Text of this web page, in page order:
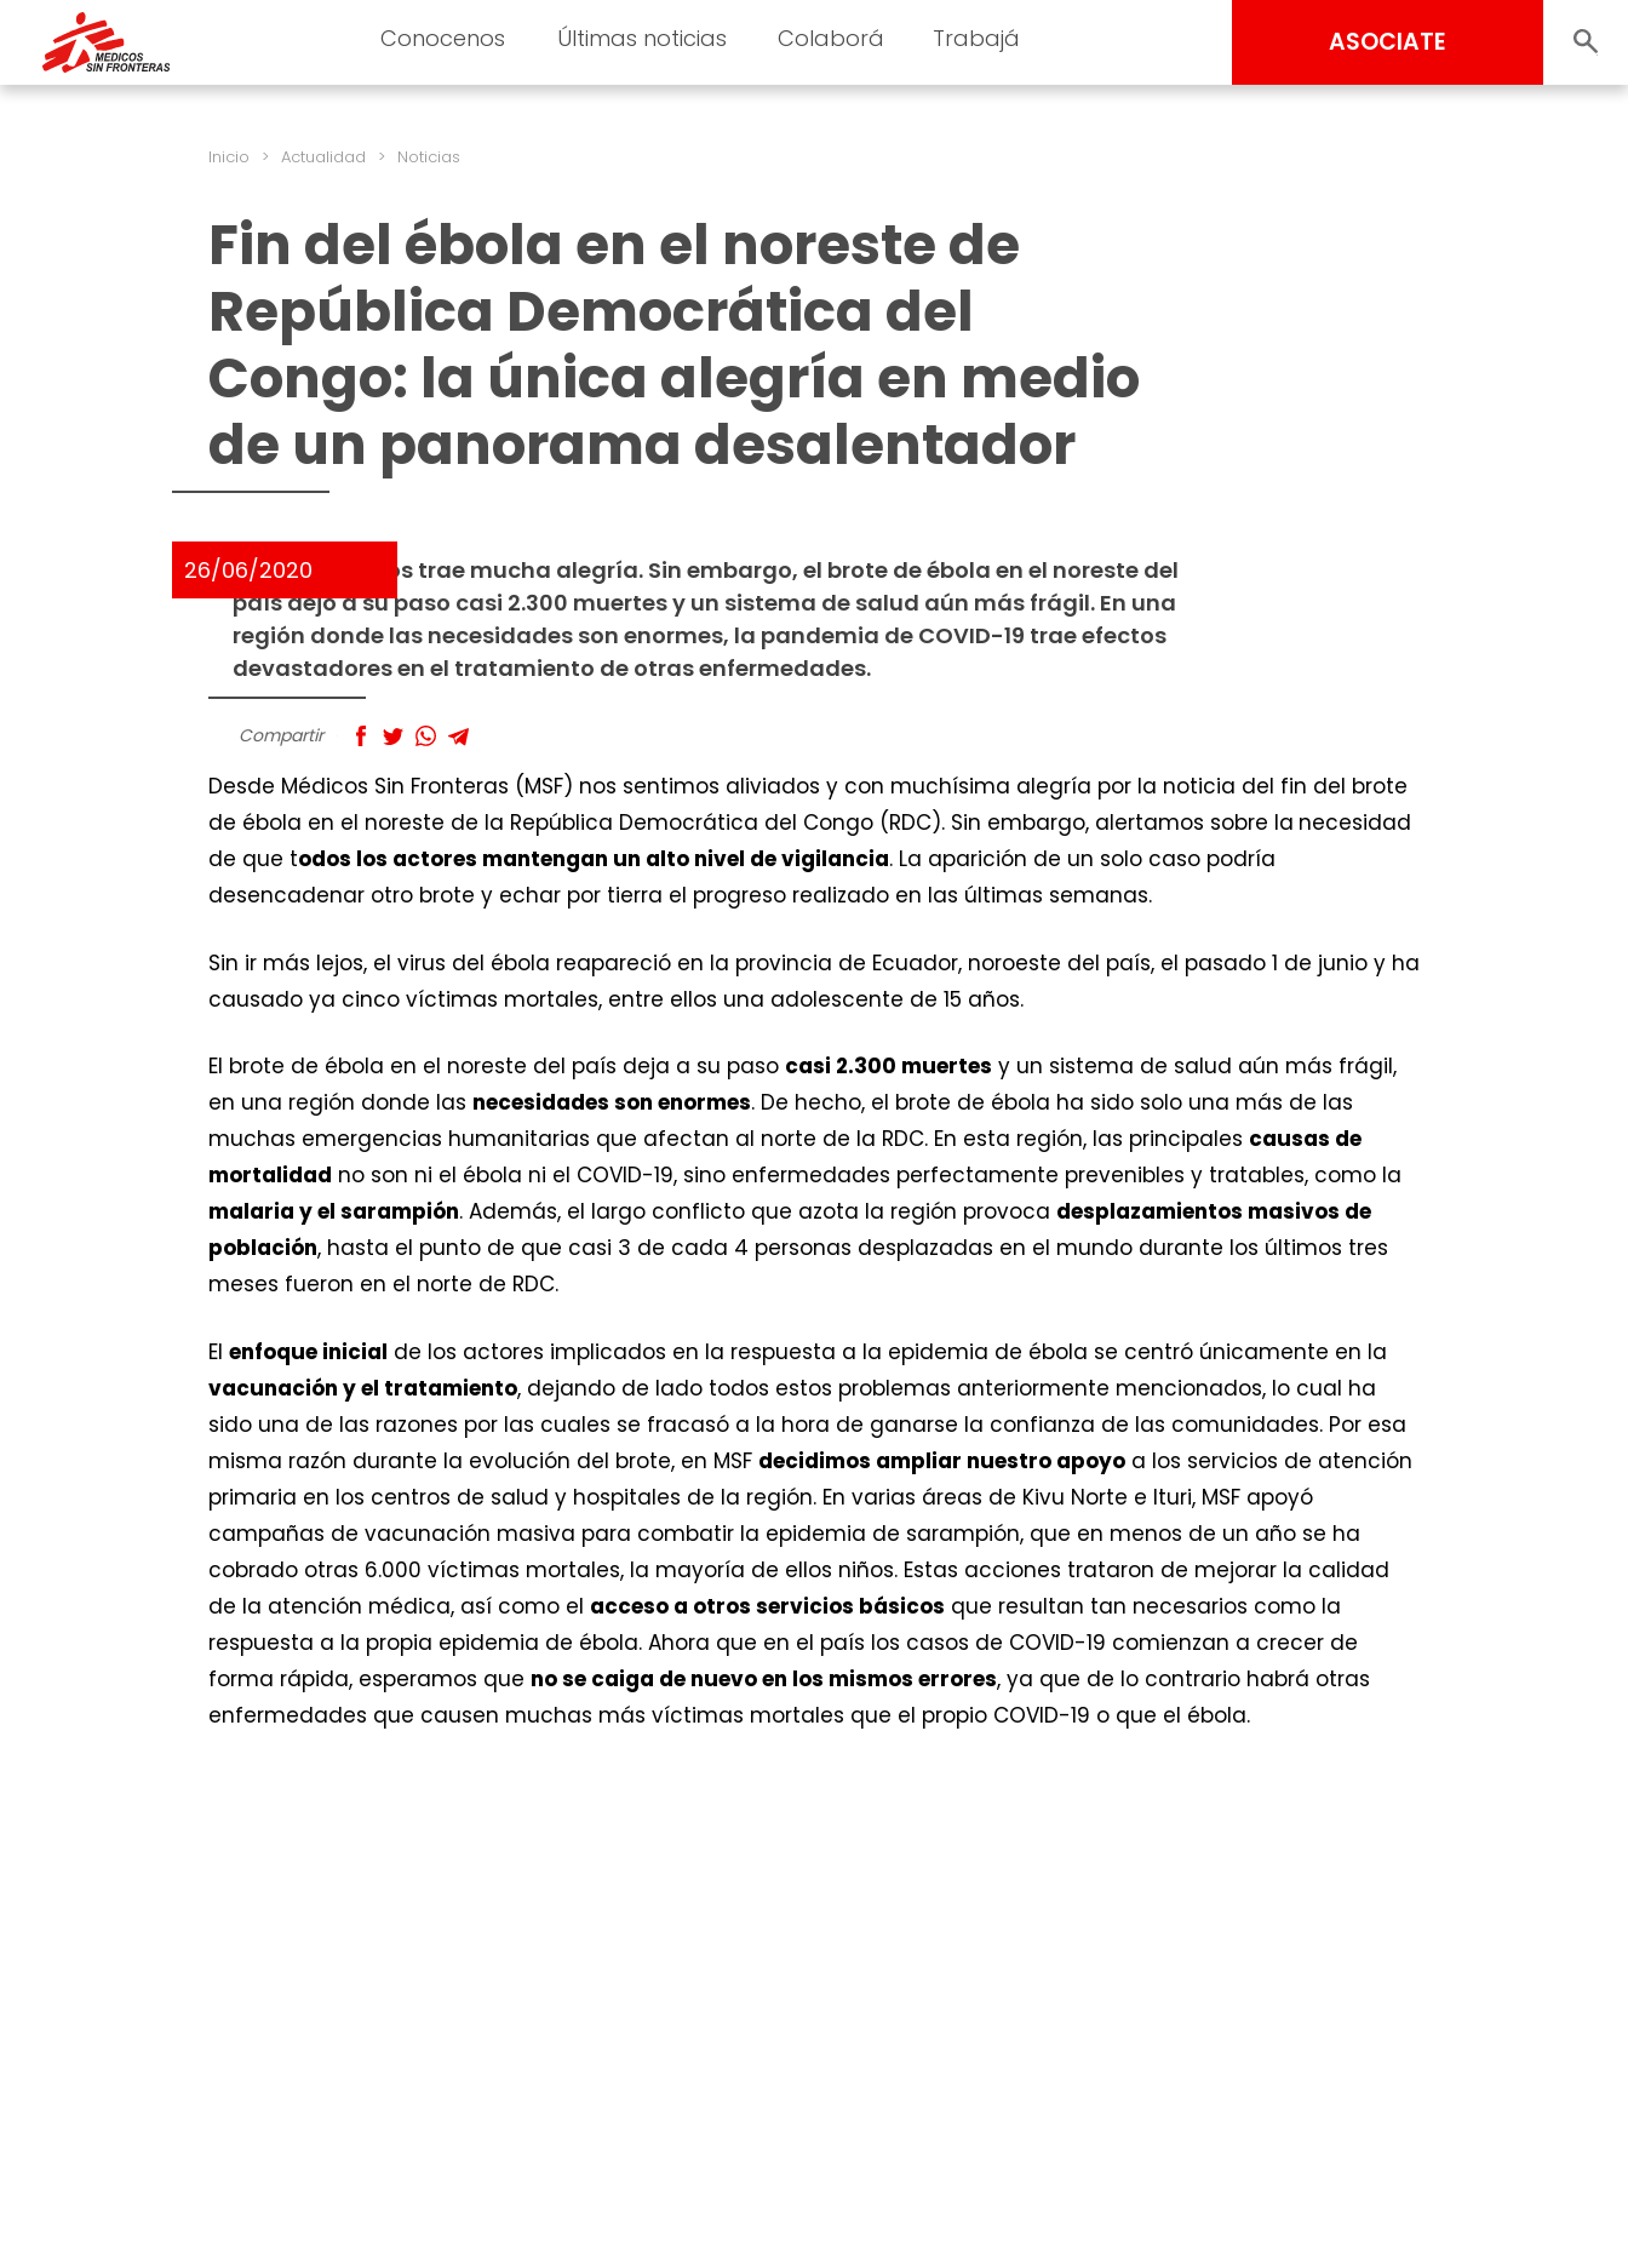
Conocenos Últimas noticias Colaborá Trabajá ASOCIATE
Inicio > Actualidad > Noticias
Fin del ébola en el noreste de
República Democrática del
Congo: la única alegría en medio
de un panorama desalentador
26/06/2020
Esta noticia nos trae mucha alegría. Sin embargo, el brote de ébola en el noreste del
país dejó a su paso casi 2.300 muertes y un sistema de salud aún más frágil. En una
región donde las necesidades son enormes, la pandemia de COVID-19 trae efectos
devastadores en el tratamiento de otras enfermedades.
Compartir
Desde Médicos Sin Fronteras (MSF) nos sentimos aliviados y con muchísima alegría por la noticia del fin del brote
de ébola en el noreste de la República Democrática del Congo (RDC). Sin embargo, alertamos sobre la necesidad
de que todos los actores mantengan un alto nivel de vigilancia. La aparición de un solo caso podría
desencadenar otro brote y echar por tierra el progreso realizado en las últimas semanas.​​​​​​
Sin ir más lejos, el virus del ébola reapareció en la provincia de Ecuador, noroeste del país, el pasado 1 de junio y ha
causado ya cinco víctimas mortales, entre ellos una adolescente de 15 años.
El brote de ébola en el noreste del país deja a su paso casi 2.300 muertes y un sistema de salud aún más frágil,
en una región donde las necesidades son enormes. De hecho, el brote de ébola ha sido solo una más de las
muchas emergencias humanitarias que afectan al norte de la RDC. En esta región, las principales causas de
mortalidad no son ni el ébola ni el COVID-19, sino enfermedades perfectamente prevenibles y tratables, como la
malaria y el sarampión. Además, el largo conflicto que azota la región provoca desplazamientos masivos de
población, hasta el punto de que casi 3 de cada 4 personas desplazadas en el mundo durante los últimos tres
meses fueron en el norte de RDC.
El enfoque inicial de los actores implicados en la respuesta a la epidemia de ébola se centró únicamente en la
vacunación y el tratamiento, dejando de lado todos estos problemas anteriormente mencionados, lo cual ha
sido una de las razones por las cuales se fracasó a la hora de ganarse la confianza de las comunidades. Por esa
misma razón durante la evolución del brote, en MSF decidimos ampliar nuestro apoyo a los servicios de atención
primaria en los centros de salud y hospitales de la región. En varias áreas de Kivu Norte e Ituri, MSF apoyó
campañas de vacunación masiva para combatir la epidemia de sarampión, que en menos de un año se ha
cobrado otras 6.000 víctimas mortales, la mayoría de ellos niños. Estas acciones trataron de mejorar la calidad
de la atención médica, así como el acceso a otros servicios básicos que resultan tan necesarios como la
respuesta a la propia epidemia de ébola. Ahora que en el país los casos de COVID-19 comienzan a crecer de
forma rápida, esperamos que no se caiga de nuevo en los mismos errores, ya que de lo contrario habrá otras
enfermedades que causen muchas más víctimas mortales que el propio COVID-19 o que el ébola.